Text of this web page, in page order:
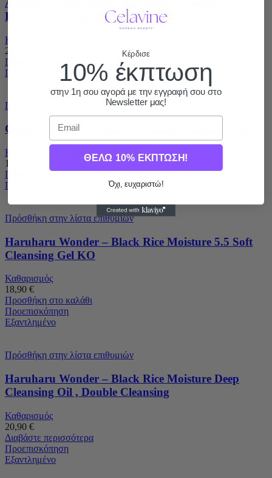
Arencia – Fresh Green Rice Mochi Cleanser –
Ενυδατικό βιταμινούχο καθαριστικό
Καθαρισμός
24,90
Προσθήκη στο καλάθι
Προεπισκόπηση
Πρόσθήκη στην λίστα επιθυμιών
COSRX – Low pH Good Morning Cleansing Gel
Καθαρισμός
16,30
Προσθήκη στο καλάθι
Προεπισκόπηση
Πρόσθήκη στην λίστα επιθυμιών
Haruharu Wonder – Black Rice Moisture 5.5 Soft
Cleansing Gel KO
Καθαρισμός
18,90 €
Προσθήκη στο καλάθι
Προεπισκόπηση
Εξαντλημένο
Πρόσθήκη στην λίστα επιθυμιών
Haruharu Wonder – Black Rice Moisture Deep
Cleansing Oil , Double Cleansing
Καθαρισμός
20,90 €
Διαβάστε περισσότερα
Προεπισκόπηση
Εξαντλημένο
Κέρδισε
10% έκπτωση
στην 1η σου αγορά με την εγγραφή σου στο
Newsletter μας!
Email
ΘΕΛΩ 10% ΕΚΠΤΩΣΗ!
Όχι, ευχαριστώ!